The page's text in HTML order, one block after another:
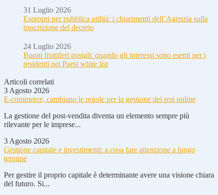
31 Luglio 2026
Espropri per pubblica utilità: i chiarimenti dell’Agenzia sulla
trascrizione del decreto
24 Luglio 2026
Buoni fruttiferi postali: quando gli interessi sono esenti per i
residenti nei Paesi white list
Articoli correlati
3 Agosto 2026
E-commerce, cambiano le regole per la gestione dei resi online
La gestione del post-vendita diventa un elemento sempre più
rilevante per le imprese...
3 Agosto 2026
Gestione capitale e investimenti: a cosa fare attenzione a lungo
termine
Per gestire il proprio capitale è determinante avere una visione chiara
del futuro. Si...